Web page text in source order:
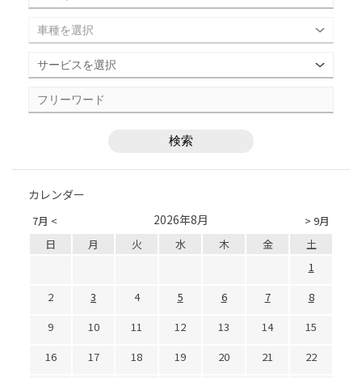
カレンダー
7月 < > 9月
2026年8月
日 月 火 水 木 金
土
1
2
3 4 5 6 7
8
9
10 11 12 13 14
15
16
17 18 19 20 21
22